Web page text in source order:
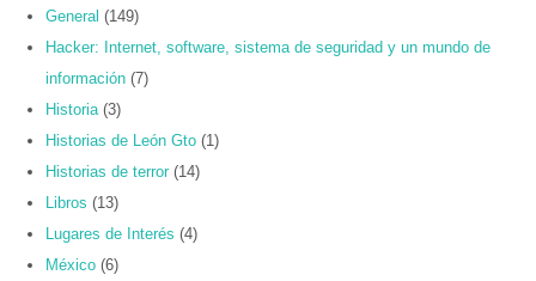
General (149)
Hacker: Internet, software, sistema de seguridad y un mundo de
información (7)
Historia(3)
Historias de León Gto (1)
Historias de terror (14)
Libros (13)
Lugares de Interés (4)
México (6)